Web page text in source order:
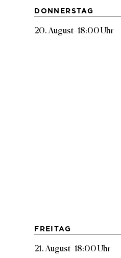
DONNERSTAG
20. August–18:00 Uhr
FREITAG
21. August–18:00 Uhr